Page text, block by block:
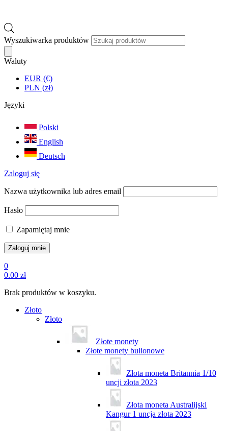
Wyszukiwarka produktów
Waluty
EUR (€)
PLN (zł)
Języki
Polski
English
Deutsch
Zaloguj się
Nazwa użytkownika lub adres email
Hasło
Zapamiętaj mnie
0
0.00 zł
Brak produktów w koszyku.
Złoto
Złoto
Złote monety
Złote monety bulionowe
Złota moneta Britannia 1/10
uncji złota 2023
Złota moneta Australijski
Kangur 1 uncja złota 2023